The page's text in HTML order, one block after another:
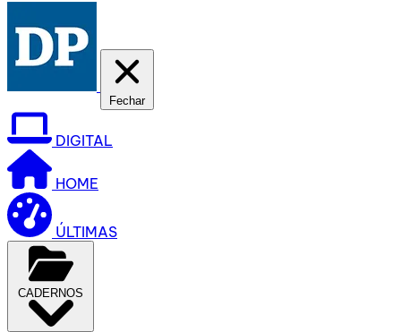
Fechar
DIGITAL
HOME
ÚLTIMAS
CADERNOS